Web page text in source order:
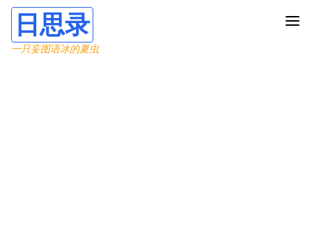
日思录
一只妄图语冰的夏虫